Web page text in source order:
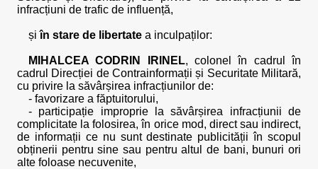
infracțiuni de trafic de influență,
șiîn stare de libertate a inculpaților:
MIHALCEA CODRIN IRINEL, colonel în cadrul în
cadrul Direcției de Contrainformații și Securitate Militară,
cu privire la săvârșirea infracțiunilor de:
- favorizare a făptuitorului,
- participație improprie la săvârșirea infracțiunii de
complicitate la folosirea, în orice mod, direct sau indirect,
de informații ce nu sunt destinate publicității în scopul
obținerii pentru sine sau pentru altul de bani, bunuri ori
alte foloase necuvenite,